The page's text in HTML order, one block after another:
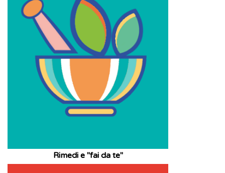
Rimedi e "fai da te"